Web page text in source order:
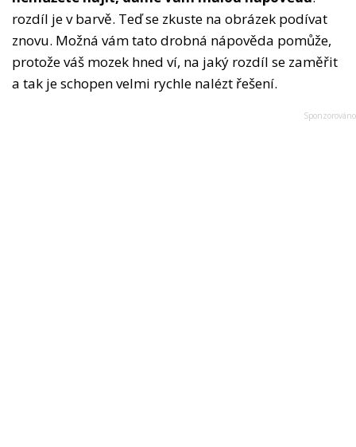
rozdíl je v barvě. Teď se zkuste na obrázek podívat
znovu. Možná vám tato drobná nápověda pomůže,
protože váš mozek hned ví, na jaký rozdíl se zaměřit
a tak je schopen velmi rychle nalézt řešení.